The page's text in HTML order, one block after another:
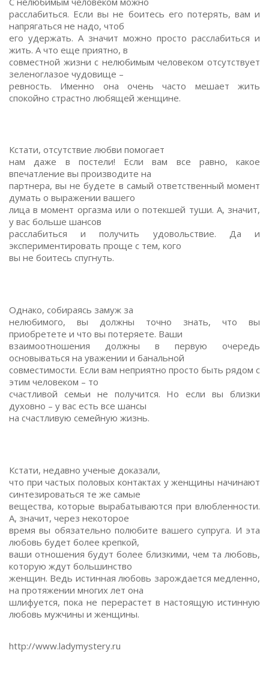
расслабиться. Если вы не боитесь его потерять, вам и
напрягаться не надо, чтоб
его удержать. А значит можно просто расслабиться и
жить. А что еще приятно, в
совместной жизни с нелюбимым человеком отсутствует
зеленоглазое чудовище –
ревность. Именно она очень часто мешает жить
спокойно страстно любящей женщине.
Кстати, отсутствие любви помогает
нам даже в постели! Если вам все равно, какое
впечатление вы производите на
партнера, вы не будете в самый ответственный момент
думать о выражении вашего
лица в момент оргазма или о потекшей туши. А, значит,
у вас больше шансов
расслабиться и получить удовольствие. Да и
экспериментировать проще с тем, кого
вы не боитесь спугнуть.
Однако, собираясь замуж за
нелюбимого, вы должны точно знать, что вы
приобретете и что вы потеряете. Ваши
взаимоотношения должны в первую очередь
основываться на уважении и банальной
совместимости. Если вам неприятно просто быть рядом с
этим человеком – то
счастливой семьи не получится. Но если вы близки
духовно – у вас есть все шансы
на счастливую семейную жизнь.
Кстати, недавно ученые доказали,
что при частых половых контактах у женщины начинают
синтезироваться те же самые
вещества, которые вырабатываются при влюбленности.
А, значит, через некоторое
время вы обязательно полюбите вашего супруга. И эта
любовь будет более крепкой,
ваши отношения будут более близкими, чем та любовь,
которую ждут большинство
женщин. Ведь истинная любовь зарождается медленно,
на протяжении многих лет она
шлифуется, пока не перерастет в настоящую истинную
любовь мужчины и женщины.
http://www.ladymystery.ru